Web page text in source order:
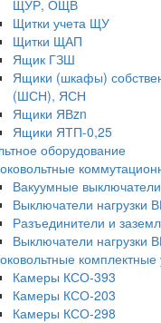
ЩУР, ОЩВ
Щитки учета ЩУ
Щитки ЩАП
Ящик ГЗШ
Ящики (шкафы)
(ШСН), ЯСН
Ящики ЯВzn
Ящики ЯТП-0,25
оборудование
Вакуумные
Выключатели нагрузки
Разъединители и
Выключатели нагрузки
комплектные
Камеры КСО-393
Камеры КСО-203
Камеры КСО-298